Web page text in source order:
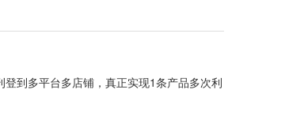
到多平台多店铺，真正实现1条产品多次利